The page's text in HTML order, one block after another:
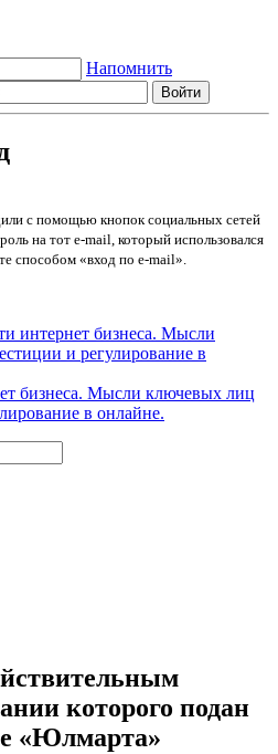
Напомнить
с помощью кнопок социальных сетей
на тот e-mail, который использовался
способом «вход по e-mail».
бизнеса. Мысли ключевых лиц
в онлайне.
которого подан
«Юлмарта»